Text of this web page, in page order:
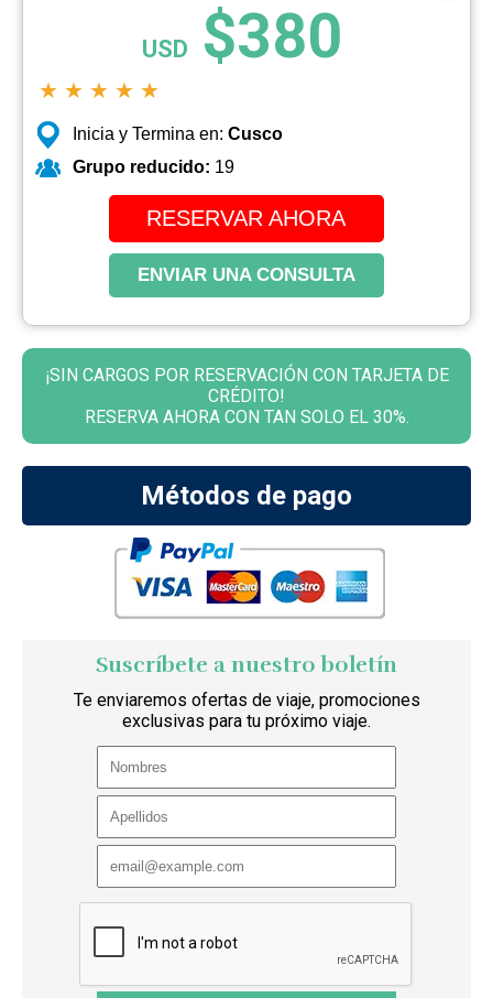
USD $380
★ ★ ★ ★ ★
Inicia y Termina en: Cusco
Grupo reducido: 19
RESERVAR AHORA
ENVIAR UNA CONSULTA
¡SIN CARGOS POR RESERVACIÓN CON TARJETA DE
CRÉDITO!
RESERVA AHORA CON TAN SOLO EL 30%.
Métodos de pago
Suscríbete a nuestro boletín
Te enviaremos ofertas de viaje, promociones
exclusivas para tu próximo viaje.